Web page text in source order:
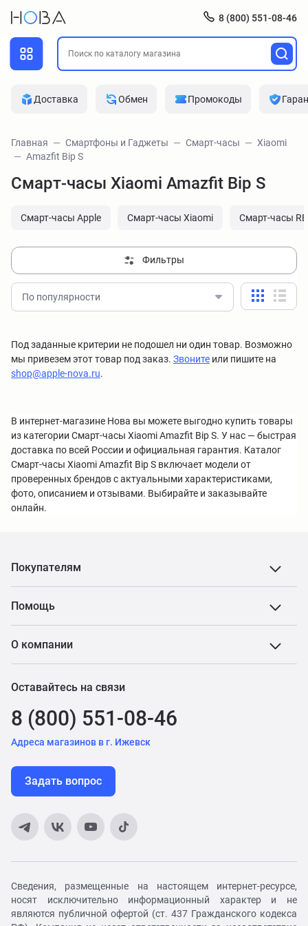
8 (800) 551-08-46
Доставка Обмен Промокоды
Главная Смартфоны и Гаджеты Смарт-часы
Xiaomi
Amazfit Bip S
Смарт-часы Xiaomi Amazfit Bip S
Смарт-часы Apple Смарт-часы Xiaomi Смарт-часы
Фильтры
По популярности
Под заданные критерии не подошел ни один товар. Возможно
мы привезем этот товар под заказ. Звоните или пишите на
shop@apple-nova.ru.
В интернет-магазине Нова вы можете выгодно купить товары
из категории Смарт-часы Xiaomi Amazfit Bip S. У нас — быстрая
доставка по всей России и официальная гарантия. Каталог
Смарт-часы Xiaomi Amazfit Bip S включает модели от
проверенных брендов с актуальными характеристиками,
фото, описанием и отзывами. Выбирайте и заказывайте
онлайн.
Покупателям
Помощь
О компании
Оставайтесь на связи
8 (800) 551-08-46
Адреса магазинов в г. Ижевск
Задать вопрос
Сведения, размещенные на настоящем интернет-ресурсе,
носят исключительно информационный характер и не
являются публичной офертой (ст. 437 Гражданского кодекса